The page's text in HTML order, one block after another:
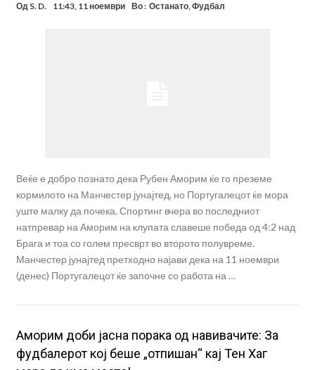
Од S. D. 11:43, 11 ноември Во : Останато,Фудбал
Веќе е добро познато дека Рубен Аморим ќе го преземе
кормилото на Манчестер јунајтед, но Португалецот ќе мора
уште малку да почека. Спортинг вчера во последниот
натпревар на Аморим на клупата славеше победа од 4:2 над
Брага и тоа со голем пресврт во второто полувреме.
Манчестер јунајтед претходно најави дека на 11 ноември
(денес) Португалецот ќе започне со работа на …
Аморим доби јасна порака од навивачите: За
фудбалерот кој беше „отпишан“ кај Тен Хаг